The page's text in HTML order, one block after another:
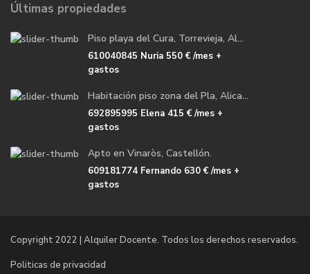
Últimas propiedades
Piso playa del Cura, Torrevieja, Al...
610040845 Nuria 550 €/mes +
gastos
Habitación piso zona del Pla, Alica...
692895995 Elena 415 €/mes +
gastos
Apto en Vinaròs, Castellón.
609181774 Fernando 630 €/mes +
gastos
Copyright 2022 | Alquiler Docente. Todos los derechos reservados.
Politicas de privacidad